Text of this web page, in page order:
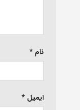
نام *
ایمیل *